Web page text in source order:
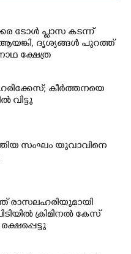
ടോൾ പ്ലാസ കടന്ന്
ദൃശ്യങ്ങൾ പുറത്ത്
ക്ഷേത്ര
ഫേസ്ബുക്ക്
കീർത്തനയെ
വിട്ടു
സംഘം യുവാവിനെ
രാസലഹരിയുമായി
ക്രിമിനൽ കേസ്